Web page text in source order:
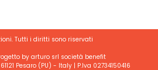
Tutti i diritti sono riservati
by arturo srl società benefit
Pesaro (PU) - Italy | P.Iva 02734150416